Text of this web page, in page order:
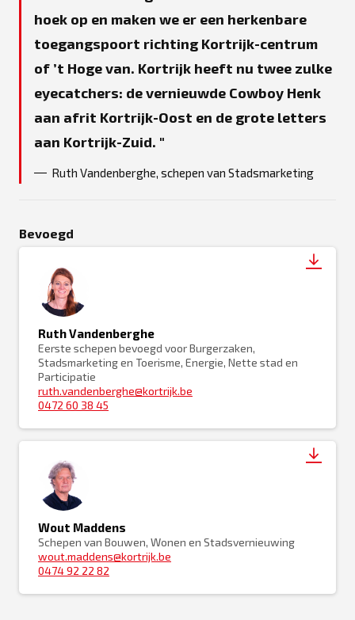
hoek op en maken we er een herkenbare
toegangspoort richting Kortrijk-centrum
of ’t Hoge van. Kortrijk heeft nu twee zulke
eyecatchers: de vernieuwde Cowboy Henk
aan afrit Kortrijk-Oost en de grote letters
aan Kortrijk-Zuid.
Ruth Vandenberghe, schepen van Stadsmarketing
Bevoegd
Ruth Vandenberghe
Eerste schepen bevoegd voor Burgerzaken,
Stadsmarketing en Toerisme, Energie, Nette stad en
Participatie
ruth.vandenberghe@kortrijk.be
0472 60 38 45
Wout Maddens
Schepen van Bouwen, Wonen en Stadsvernieuwing
wout.maddens@kortrijk.be
0474 92 22 82